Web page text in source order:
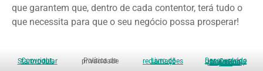
que garantem que, dentro de cada contentor, terá tudo o
que necessita para que o seu negócio possa prosperar!
Copyright: Starmodular Política de privacidade Livro de reclamações Desenvolvido por: Catarina Marcelino, Unipessoal, Lda.